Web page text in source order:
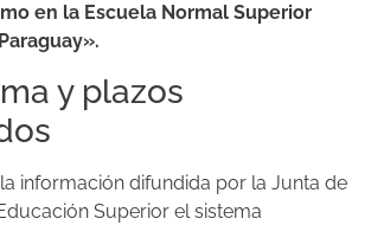
en la Escuela Normal Superior
y plazos
información difundida por la Junta de
Superior el sistema